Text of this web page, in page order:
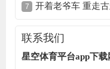
开着老爷车 重走
联系我们
星空体育平台app下载